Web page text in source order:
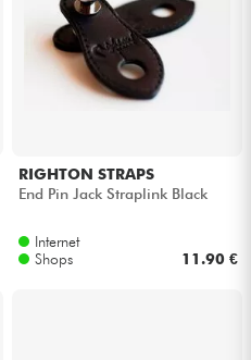
RIGHTON STRAPS
End Pin Jack Straplink Black
Internet
Shops
11.90 €